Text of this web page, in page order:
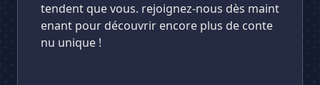
tendent que vous. rejoignez-nous dès maint
enant pour découvrir encore plus de conte
nu unique !